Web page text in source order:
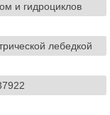
и гидроциклов
лебедкой